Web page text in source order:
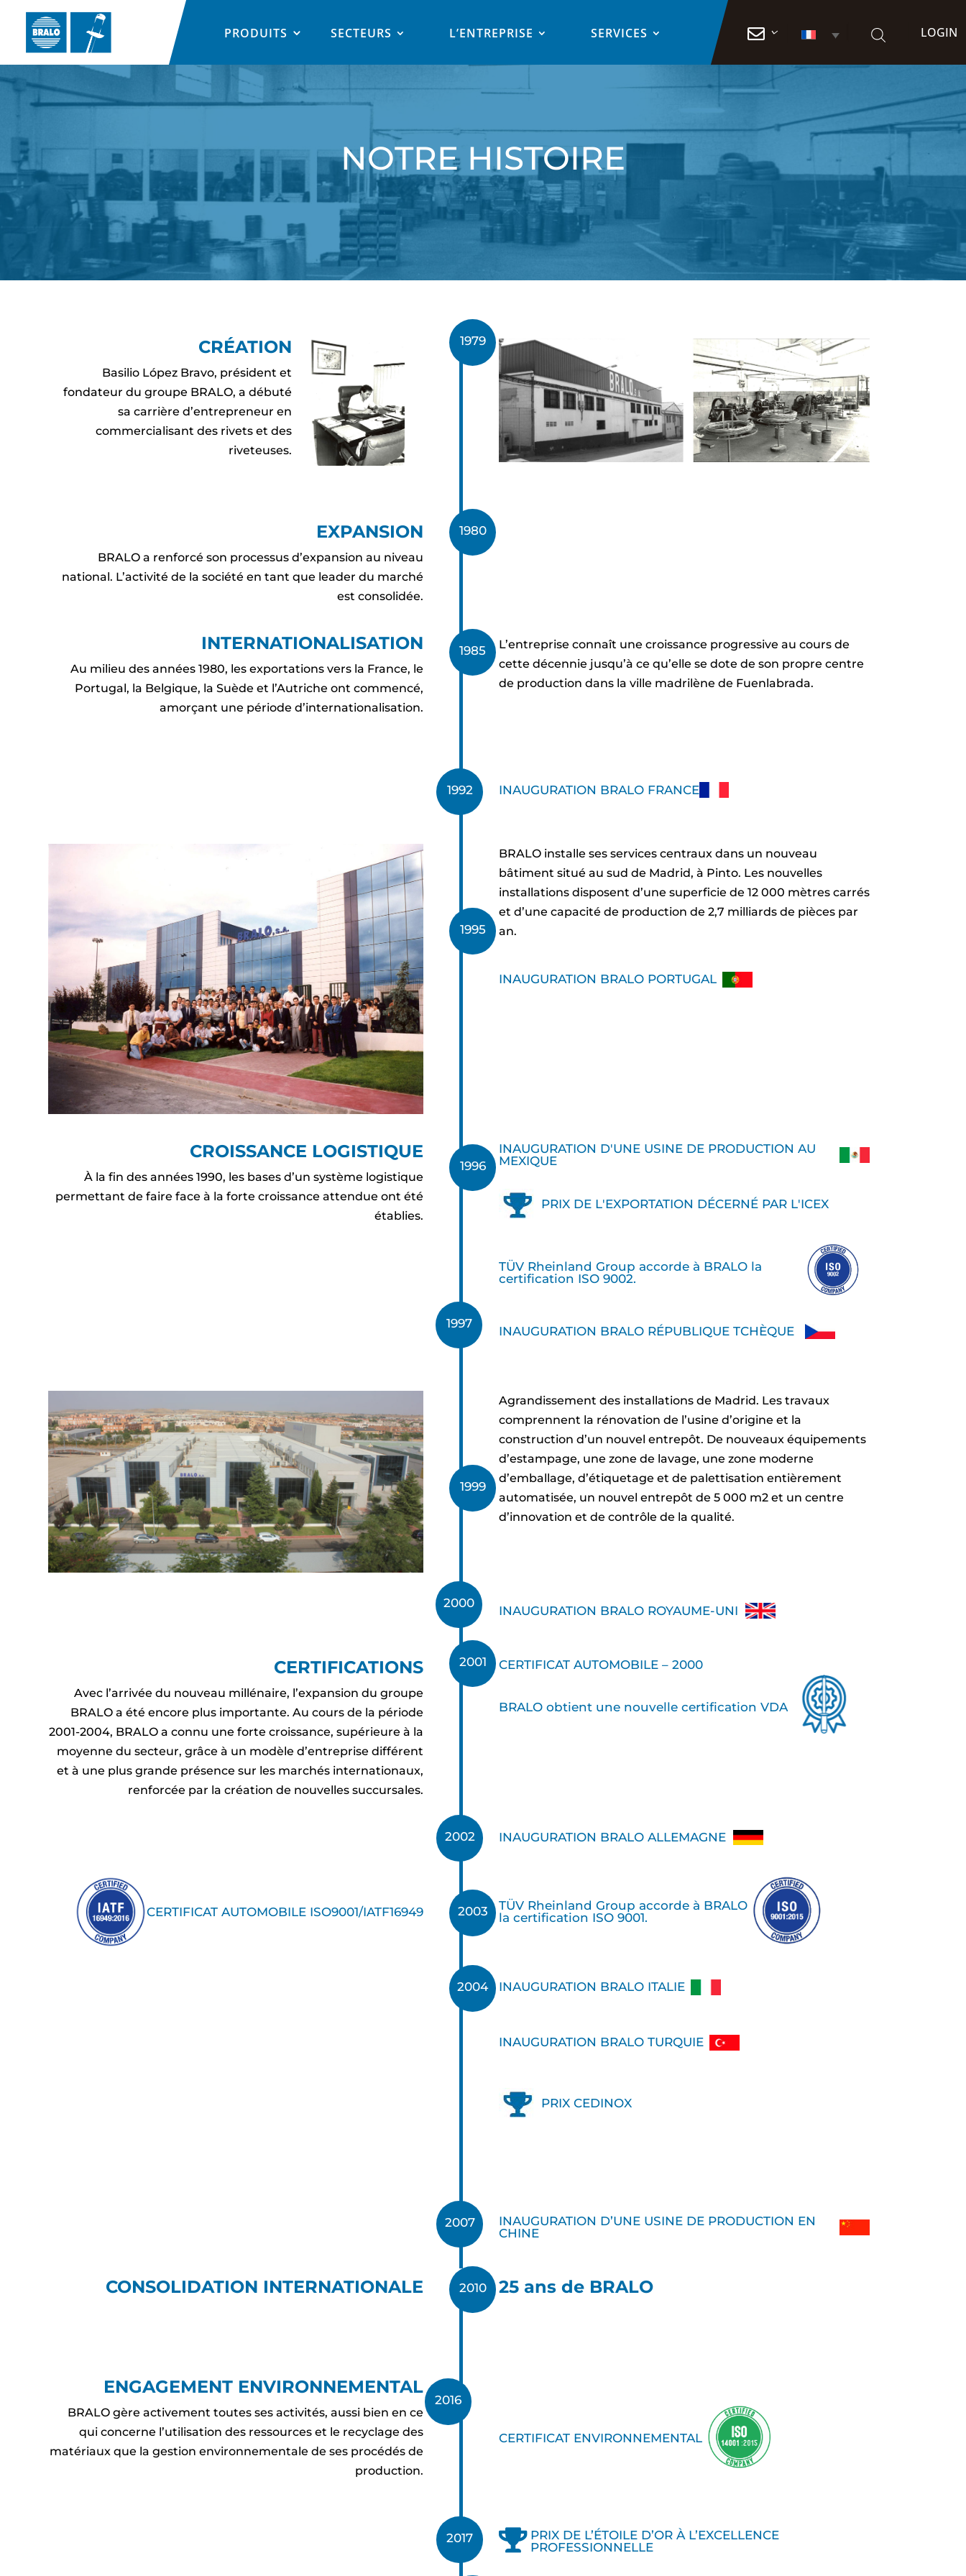
PRODUITS SECTEURS L’ENTREPRISE SERVICES  LOGIN
NOTRE HISTOIRE
CRÉATION
Basilio López Bravo, président et
fondateur du groupe BRALO, a débuté
sa carrière d’entrepreneur en
commercialisant des rivets et des
riveteuses.
1979
EXPANSION
BRALO a renforcé son processus d’expansion au niveau
national. L’activité de la société en tant que leader du marché
est consolidée.
1980
INTERNATIONALISATION
Au milieu des années 1980, les exportations vers la France, le
Portugal, la Belgique, la Suède et l’Autriche ont commencé,
amorçant une période d’internationalisation.
L’entreprise connaît une croissance progressive au cours de
cette décennie jusqu’à ce qu’elle se dote de son propre centre
de production dans la ville madrilène de Fuenlabrada.
1985
1992 INAUGURATION BRALO FRANCE
BRALO installe ses services centraux dans un nouveau
bâtiment situé au sud de Madrid, à Pinto. Les nouvelles
installations disposent d’une superficie de 12 000 mètres carrés
et d’une capacité de production de 2,7 milliards de pièces par
an.
INAUGURATION BRALO PORTUGAL
1995
CROISSANCE LOGISTIQUE
À la fin des années 1990, les bases d’un système logistique
permettant de faire face à la forte croissance attendue ont été
établies.
INAUGURATION D'UNE USINE DE PRODUCTION AU
MEXIQUE
PRIX DE L'EXPORTATION DÉCERNÉ PAR L'ICEX
TÜV Rheinland Group accorde à BRALO la
certification ISO 9002.
1996
1997
INAUGURATION BRALO RÉPUBLIQUE TCHÈQUE
Agrandissement des installations de Madrid. Les travaux
comprennent la rénovation de l’usine d’origine et la
construction d’un nouvel entrepôt. De nouveaux équipements
d’estampage, une zone de lavage, une zone moderne
d’emballage, d’étiquetage et de palettisation entièrement
automatisée, un nouvel entrepôt de 5 000 m2 et un centre
d’innovation et de contrôle de la qualité.
1999
2000
INAUGURATION BRALO ROYAUME-UNI
CERTIFICATIONS
Avec l’arrivée du nouveau millénaire, l’expansion du groupe
BRALO a été encore plus importante. Au cours de la période
2001-2004, BRALO a connu une forte croissance, supérieure à la
moyenne du secteur, grâce à un modèle d’entreprise différent
et à une plus grande présence sur les marchés internationaux,
renforcée par la création de nouvelles succursales.
CERTIFICAT AUTOMOBILE – 2000
BRALO obtient une nouvelle certification VDA
2001
2002 INAUGURATION BRALO ALLEMAGNE
CERTIFICAT AUTOMOBILE ISO9001/IATF16949
TÜV Rheinland Group accorde à BRALO
la certification ISO 9001.
2003
INAUGURATION BRALO ITALIE
INAUGURATION BRALO TURQUIE
PRIX CEDINOX
2004
2007
INAUGURATION D’UNE USINE DE PRODUCTION EN
CHINE
CONSOLIDATION INTERNATIONALE 25 ans de BRALO
2010
ENGAGEMENT ENVIRONNEMENTAL
BRALO gère activement toutes ses activités, aussi bien en ce
qui concerne l’utilisation des ressources et le recyclage des
matériaux que la gestion environnementale de ses procédés de
production.
2016
CERTIFICAT ENVIRONNEMENTAL
2017  PRIX DE L’ÉTOILE D’OR À L’EXCELLENCE
PROFESSIONNELLE